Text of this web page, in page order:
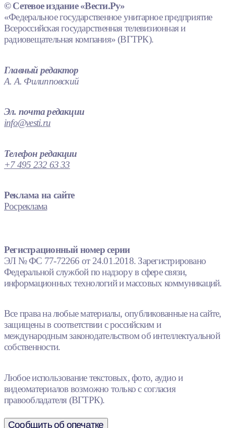
© Сетевое издание «Вести.Ру»
«Федеральное государственное унитарное предприятие
Всероссийская государственная телевизионная и
радиовещательная компания» (ВГТРК).
Главный редактор
А. А. Филипповский
Эл. почта редакции
info@vesti.ru
Телефон редакции
+7 495 232 63 33
Реклама на сайте
Росреклама
Регистрационный номер серии
ЭЛ № ФС 77-72266 от 24.01.2018. Зарегистрировано
Федеральной службой по надзору в сфере связи,
информационных технологий и массовых коммуникаций.
Все права на любые материалы, опубликованные на сайте,
защищены в соответствии с российским и
международным законодательством об интеллектуальной
собственности.
Любое использование текстовых, фото, аудио и
видеоматериалов возможно только с согласия
правообладателя (ВГТРК).
Сообщить об опечатке